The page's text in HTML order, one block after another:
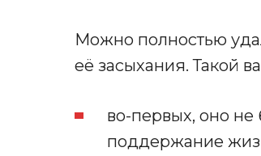
Можно полностью
её засыхания. Такой
во-первых, оно не
поддержание